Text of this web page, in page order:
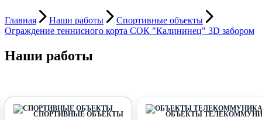
Главная Наши работы
Спортивные объекты
Ограждение теннисного корта СОК "Калининец" 3D забором
Наши работы
СПОРТИВНЫЕ ОБЪЕКТЫ ОБЪЕКТЫ